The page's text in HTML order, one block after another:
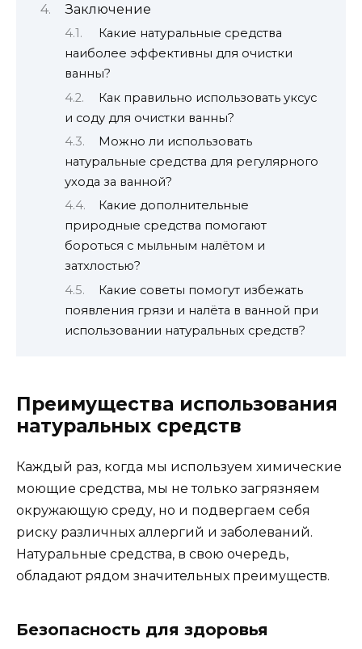
Заключение
Какие натуральные средства
наиболее эффективны для очистки
ванны?
Как правильно использовать уксус
и соду для очистки ванны?
Можно ли использовать
натуральные средства для регулярного
ухода за ванной?
Какие дополнительные
природные средства помогают
бороться с мыльным налётом и
затхлостью?
Какие советы помогут избежать
появления грязи и налёта в ванной при
использовании натуральных средств?
Преимущества использования
натуральных средств
Каждый раз, когда мы используем химические
моющие средства, мы не только загрязняем
окружающую среду, но и подвергаем себя
риску различных аллергий и заболеваний.
Натуральные средства, в свою очередь,
обладают рядом значительных преимуществ.
Безопасность для здоровья